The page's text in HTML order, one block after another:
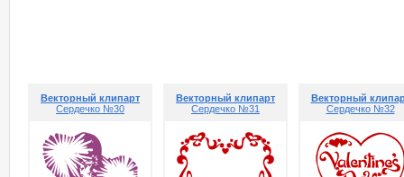
Векторный клипарт
Сердечко №30
Векторный клипарт
Сердечко №31
Векторный
Сердечко №32